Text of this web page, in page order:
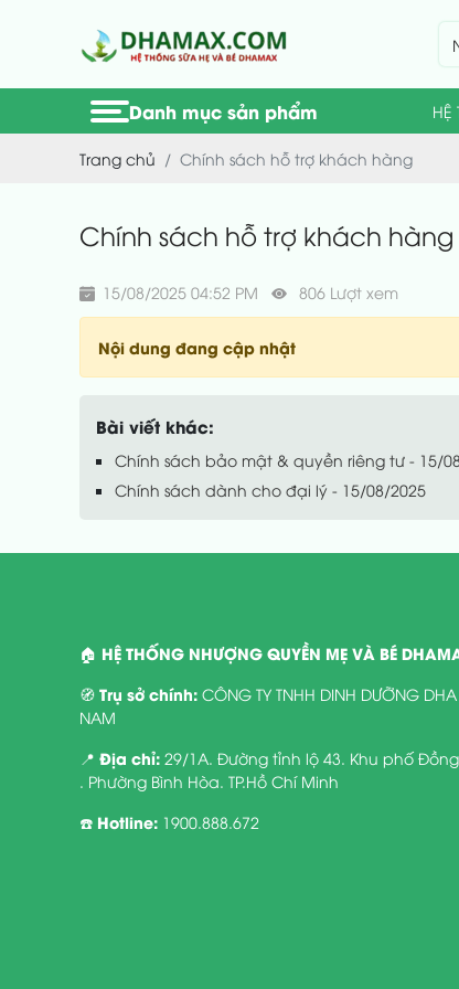
Danh mục sản phẩm HỆ
Trang chủ Chính sách hỗ trợ khách hàng
Chính sách hỗ trợ khách hàng
15/08/2025 04:52 PM 806 Lượt xem
Nội dung đang cập nhật
Bài viết khác:
Chính sách bảo mật & quyền riêng tư - 15/
Chính sách dành cho đại lý - 15/08/2025
🏠 HỆ THỐNG NHƯỢNG QUYỀN MẸ VÀ BÉ
🧭 Trụ sở chính: CÔNG TY TNHH DINH DƯỠNG DHA
NAM
📍 Địa chỉ: 29/1A. Đường tỉnh lộ 43. Khu phố Đồng
. Phường Bình Hòa. TP.Hồ Chí Minh
☎️ Hotline: 1900.888.672